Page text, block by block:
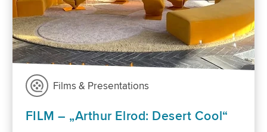
Films & Presentations
FILM – „Arthur Elrod: Desert Cool“